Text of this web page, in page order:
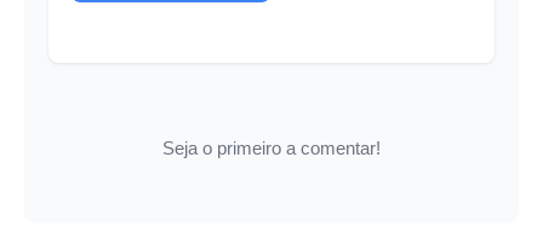
Seja o primeiro a comentar!